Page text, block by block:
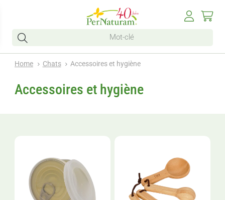
Home Chats Accessoires et hygiène
Accessoires et hygiène